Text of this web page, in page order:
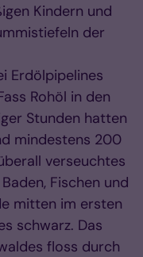
Kindern und
der
Erdölpipelines
Rohöl in den
Stunden hatten
mindestens 200
verseuchtes
Fischen und
mitten im ersten
schwarz. Das
floss durch